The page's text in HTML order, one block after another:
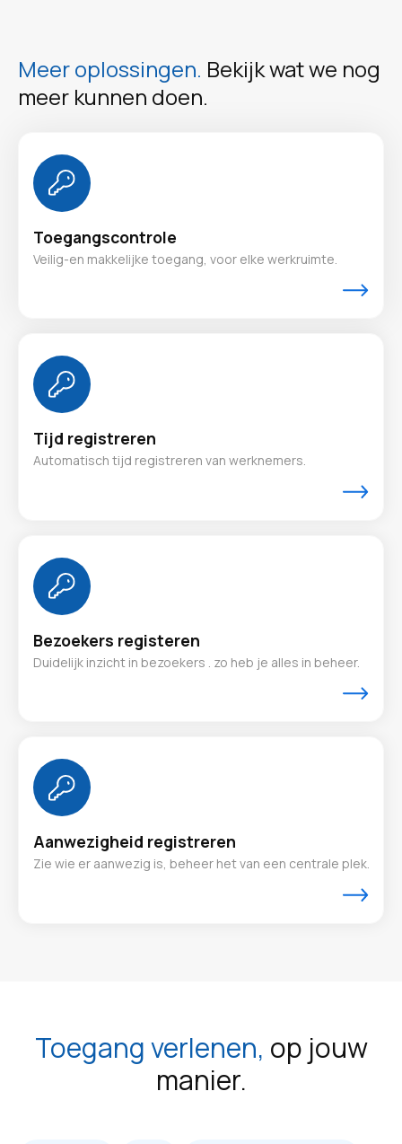
Meer oplossingen. Bekijk wat we nog
meer kunnen doen.
Toegangscontrole
Veilig-en makkelijke toegang, voor elke werkruimte.
Tijd registreren
Automatisch tijd registreren van werknemers.
Bezoekers registeren
Duidelijk inzicht in bezoekers . zo heb je alles in beheer.
Aanwezigheid registreren
Zie wie er aanwezig is, beheer het van een centrale plek.
Toegang verlenen, op jouw
manier.